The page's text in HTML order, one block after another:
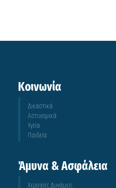
Κοινωνία
Δικαστικά
Αστυνομικά
Υγεία
Παιδεία
Άμυνα & Ασφάλεια
Χερσαίες Δυνάμεις